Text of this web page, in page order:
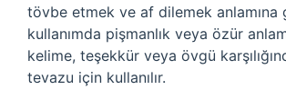
tövbe etmek ve af dilemek anlamına
kullanımda pişmanlık veya özür
kelime, teşekkür veya övgü
tevazu için kullanılır.